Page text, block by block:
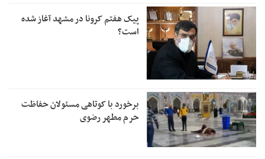
پیک هفتم کرونا در مشهد آغاز شده
است؟
برخورد با کوتاهی مسئولان حفاظت
حرم مطهر رضوی